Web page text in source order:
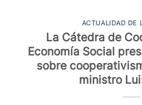
ACTUALIDAD DE
La Cátedra de
Economía Social
sobre
ministro